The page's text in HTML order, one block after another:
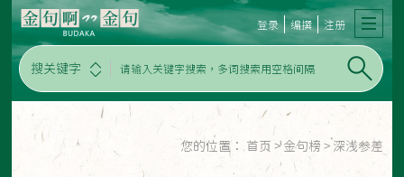
搜关键字
登录 编撰 注册
您的位置： 首页 > 金句榜 > 深浅参差